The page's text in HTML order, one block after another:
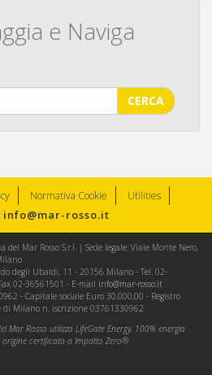
e Naviga
CERCA
Normativa Cookie
Utilities
info@mar-rosso.it
del Mar Rosso S.r.l. | Sede legale: Viale Monte Nero,
degli Ubaldi, 11 - 20156 Milano - Tel. 02-
02-36561501 - E-mail info@mar-rosso.it
- Capitale sociale Euro 30.000,00 - Registro
di Milano n. iscrizione 03761330962
Mar Rosso utilizza LifeGate Energy, 100% energia
origine certificata a Impatto Zero®